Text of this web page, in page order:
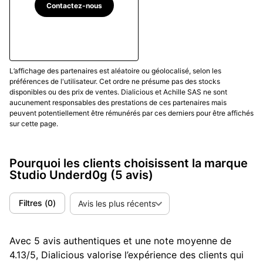
militaires, avec un cadran sobre et une lisibilité
optimale.
Watches, présentant un cadran violet profond
avec des accents verts.
Ces modèles intègrent des mouvements mécaniques
de qualité, tels que leSellita SW510, et sont
assemblés au Royaume-Uni, renforçant l'engagement
Collaborations et Éditions Limitées
Studio Underd0g s'est également illustrée par des
collaborations audacieuses avec d'autres acteurs de
H. Moser & Cie: Une association inattendue
entre une micro-marque britannique et une
Contactez-nous
L’affichage des partenaires est aléatoire ou géolocalisé, selon les
préférences de l'utilisateur. Cet ordre ne présume pas des stocks
disponibles ou des prix de ventes. Dialicious et Achille SAS ne sont
aucunement responsables des prestations de ces partenaires mais
peuvent potentiellement être rémunérés par ces derniers pour être affichés
sur cette page.
Pourquoi les clients choisissent la marque
Studio Underd0g (5 avis)
Filtres (0) Avis les plus récents
Avec 5 avis authentiques et une note moyenne de
4.13/5, Dialicious valorise l’expérience des clients qui